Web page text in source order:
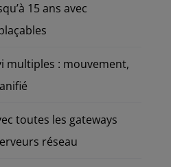
15 ans avec
multiples : mouvement,
toutes les gateways
réseau